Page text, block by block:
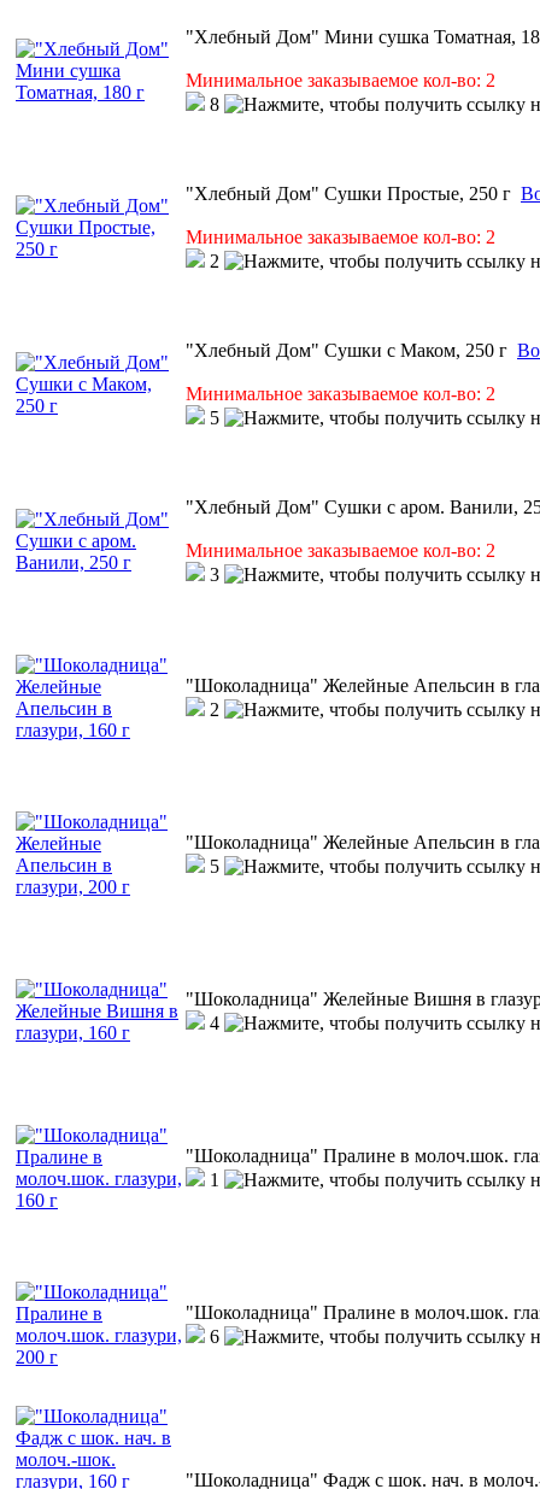
"Хлебный Дом" Мини сушка Томатная,
Минимальное заказываемое кол-во: 2
8
"Хлебный Дом" Сушки Простые, 250 г
Минимальное заказываемое кол-во: 2
2
"Хлебный Дом" Сушки с Маком, 250 г
Минимальное заказываемое кол-во: 2
5
"Хлебный Дом" Сушки с аром. Ванили,
Минимальное заказываемое кол-во: 2
3
"Шоколадница" Желейные Апельсин в
2
"Шоколадница" Желейные Апельсин в
5
"Шоколадница" Желейные Вишня в
4
"Шоколадница" Пралине в молоч.шок.
1
"Шоколадница" Пралине в молоч.шок.
6
"Шоколадница" Фадж с шок. нач. в